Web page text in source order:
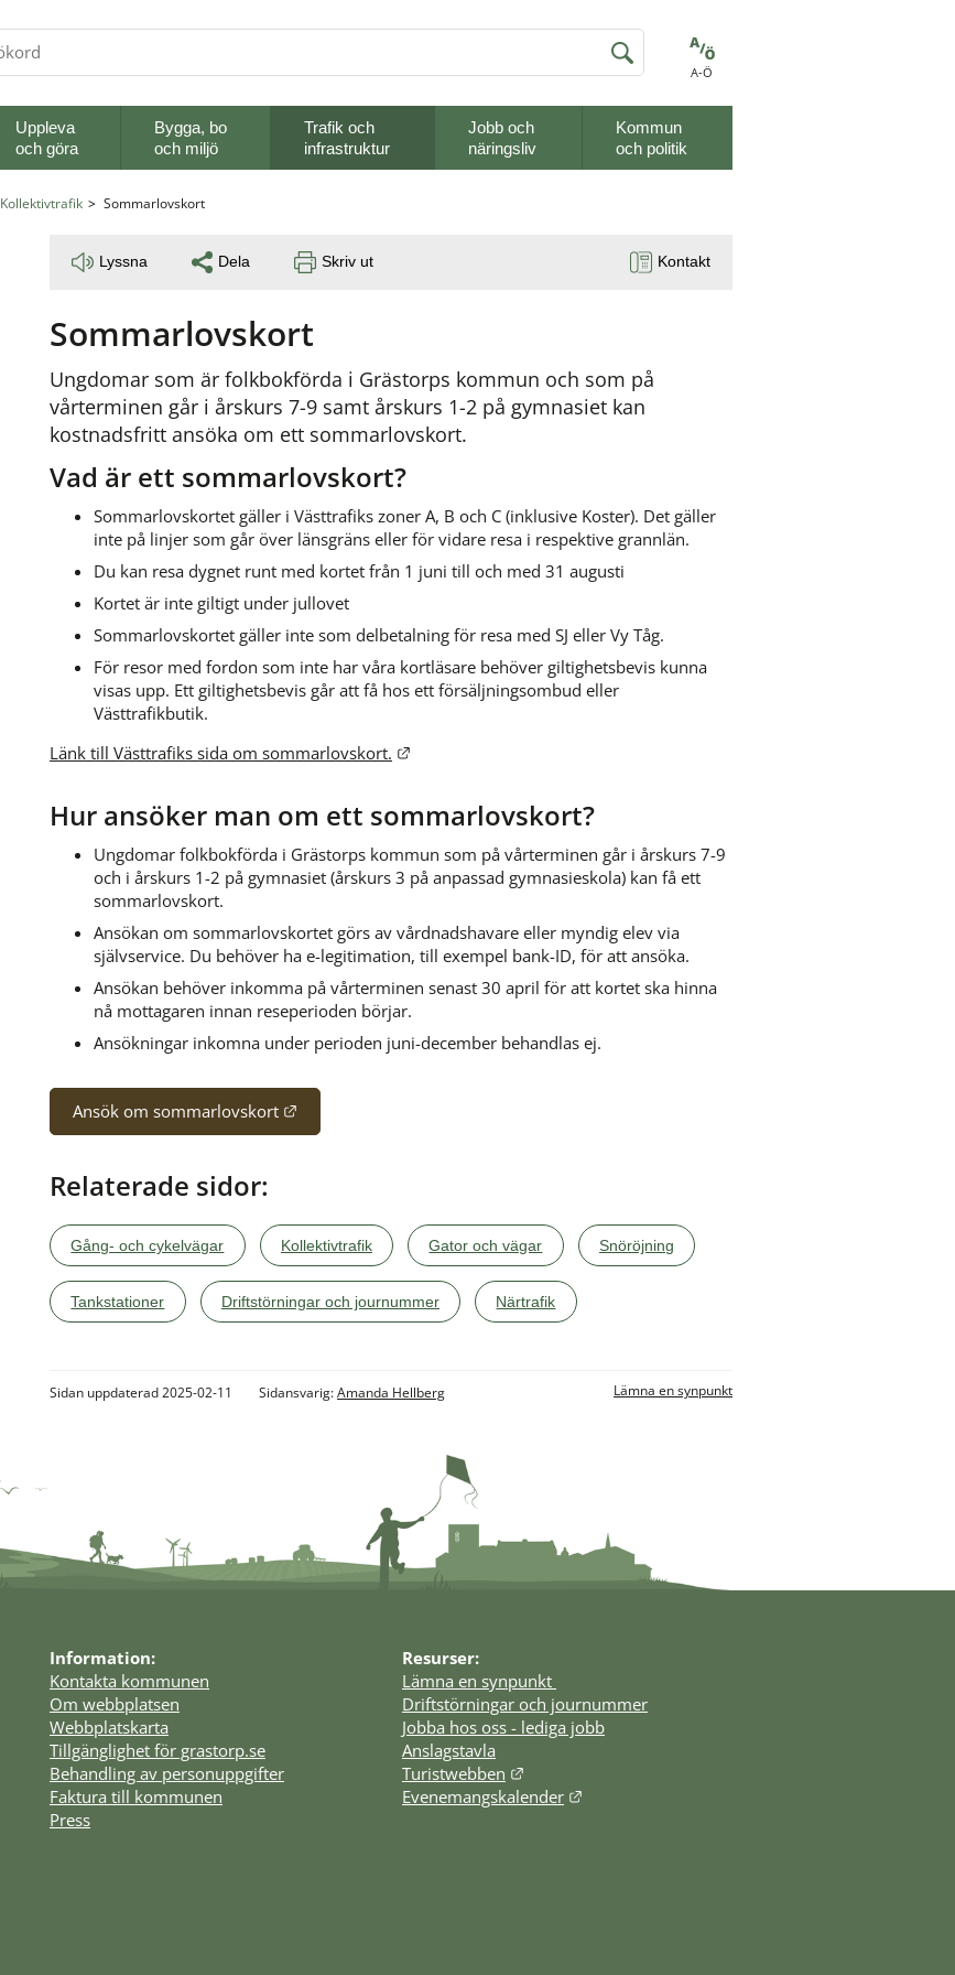
A-Ö
Uppleva
och göra
Bygga, bo
och miljö
Trafik och
infrastruktur
Jobb och
näringsliv
Kommun
och politik
Kollektivtrafik Sommarlovskort
Lyssna Dela Skriv ut Kontakt
Sommarlovskort
Ungdomar som är folkbokförda i Grästorps kommun och som på
vårterminen går i årskurs 7-9 samt årskurs 1-2 på gymnasiet kan
kostnadsfritt ansöka om ett sommarlovskort.
Vad är ett sommarlovskort?
Sommarlovskortet gäller i Västtrafiks zoner A, B och C (inklusive Koster). Det gäller
inte på linjer som går över länsgräns eller för vidare resa i respektive grannlän.​
Du kan resa dygnet runt med kortet från 1 juni till och med 31 augusti
Kortet är inte giltigt under jullovet
Sommarlovskortet gäller inte som delbetalning för resa med SJ eller Vy Tåg.
För resor med fordon som inte har våra kortläsare behöver giltighetsbevis kunna
visas upp. Ett giltighetsbevis går att få hos ett försäljningsombud eller
Västtrafikbutik.
Länk till Västtrafiks sida om sommarlovskort.
Länk till annan webbplats.
Hur ansöker man om ett sommarlovskort?
Ungdomar folkbokförda i Grästorps kommun som på vårterminen går i årskurs 7-9
och i årskurs 1-2 på gymnasiet (årskurs 3 på anpassad gymnasieskola) kan få ett
sommarlovskort.
Ansökan om sommarlovskortet görs av vårdnadshavare eller myndig elev via
självservice. Du behöver ha e-legitimation, till exempel bank-ID, för att ansöka.
Ansökan behöver inkomma på vårterminen senast 30 april för att kortet ska hinna
nå mottagaren innan reseperioden börjar.
Ansökningar inkomna under perioden juni-december behandlas ej.
Ansök om sommarlovskort Länk till annan webbplats.
Relaterade sidor:
Gång- och cykelvägar Kollektivtrafik Gator och vägar Snöröjning
Tankstationer Driftstörningar och journummer Närtrafik
Sidan uppdaterad 2025-02-11 Sidansvarig:Amanda Hellberg Lämna en synpunkt
Information:
Kontakta kommunen
Om webbplatsen
Webbplatskarta
Tillgänglighet för grastorp.se
Behandling av personuppgifter
Faktura till kommunen
Press
Resurser:
Lämna en synpunkt
Driftstörningar och journummer
Jobba hos oss - lediga jobb
Anslagstavla
Turistwebben
Länk till annan webbplats.
Evenemangskalender
Länk till annan webbplats.